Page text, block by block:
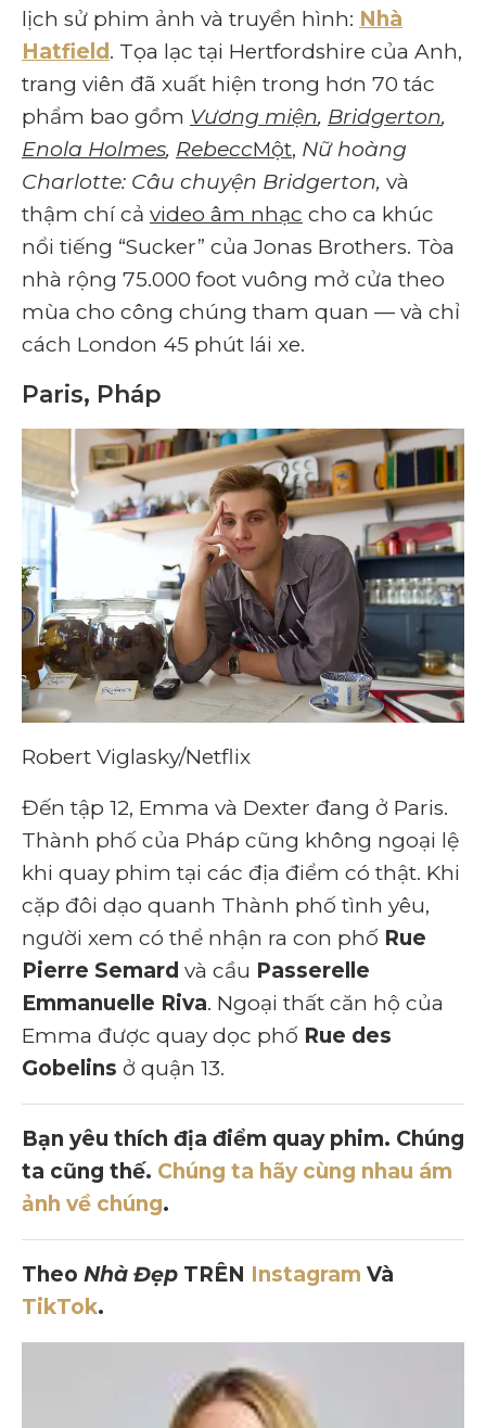
lịch sử phim ảnh và truyền hình: Nhà
Hatfield . Tọa lạc tại Hertfordshire của Anh,
trang viên đã xuất hiện trong hơn 70 tác
phẩm bao gồm Vương miện, Bridgerton,
Enola Holmes, RebeccMột, Nữ hoàng
Charlotte: Câu chuyện Bridgerton, và
thậm chí cả video âm nhạc cho ca khúc
nổi tiếng “Sucker” của Jonas Brothers. Tòa
nhà rộng 75.000 foot vuông mở cửa theo
mùa cho công chúng tham quan — và chỉ
cách London 45 phút lái xe.
Paris, Pháp
Robert Viglasky/Netflix
Đến tập 12, Emma và Dexter đang ở Paris.
Thành phố của Pháp cũng không ngoại lệ
khi quay phim tại các địa điểm có thật. Khi
cặp đôi dạo quanh Thành phố tình yêu,
người xem có thể nhận ra con phố Rue
Pierre Semard và cầu Passerelle
Emmanuelle Riva. Ngoại thất căn hộ của
Emma được quay dọc phố Rue des
Gobelins ở quận 13.
Bạn yêu thích địa điểm quay phim. Chúng
ta cũng thế. Chúng ta hãy cùng nhau ám
ảnh về chúng.
Theo Nhà Đẹp TRÊN Instagram Và
TikTok.